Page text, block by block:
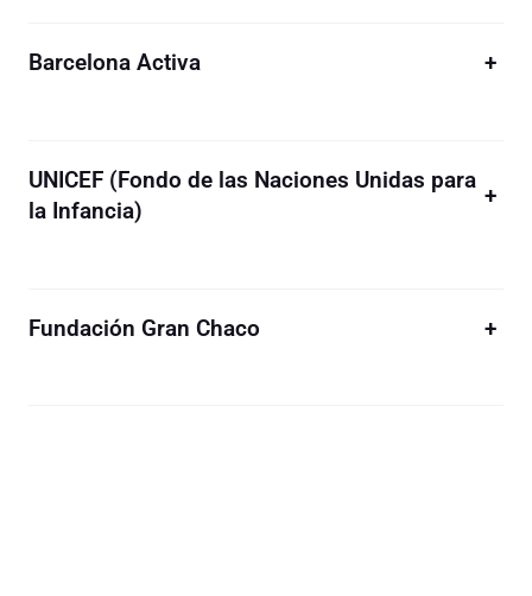
Barcelona Activa +
UNICEF (Fondo de las Naciones Unidas para
la Infancia)
+
Fundación Gran Chaco +